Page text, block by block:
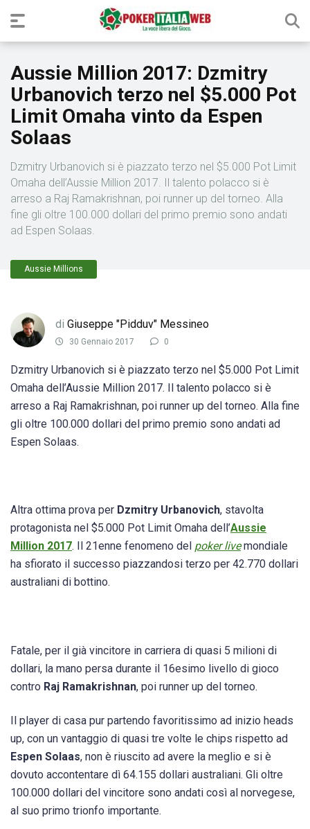
Aussie Million 2017: Dzmitry
Urbanovich terzo nel $5.000 Pot
Limit Omaha vinto da Espen
Solaas
Dzmitry Urbanovich si è piazzato terzo nel $5.000 Pot Limit
Omaha dell’Aussie Million 2017. Il talento polacco si è
arreso a Raj Ramakrishnan, poi runner up del torneo. Alla
fine gli oltre 100.000 dollari del primo premio sono andati
ad Espen Solaas.
Aussie Millions
di Giuseppe "Pidduv" Messineo
30 Gennaio 2017 0
Dzmitry Urbanovich si è piazzato terzo nel $5.000 Pot Limit
Omaha dell’Aussie Million 2017. Il talento polacco si è
arreso a Raj Ramakrishnan, poi runner up del torneo. Alla fine
gli oltre 100.000 dollari del primo premio sono andati ad
Espen Solaas.
Altra ottima prova per Dzmitry Urbanovich, stavolta
protagonista nel $5.000 Pot Limit Omaha dell’Aussie
Million 2017. Il 21enne fenomeno del poker livemondiale
ha sfiorato il successo piazzandosi terzo per 42.770 dollari
australiani di bottino.
Fatale, per il già vincitore in carriera di quasi 5 milioni di
dollari, la mano persa durante il 16esimo livello di gioco
contro Raj Ramakrishnan, poi runner up del torneo.
Il player di casa pur partendo favoritissimo ad inizio heads
up, con un vantaggio di quasi tre volte le chips rispetto ad
Espen Solaas, non è riuscito ad avere la meglio e si è
dovuto accontentare dì 64.155 dollari australiani. Gli oltre
100.000 dollari del vincitore sono andati così al norvegese,
al suo primo trionfo importante.